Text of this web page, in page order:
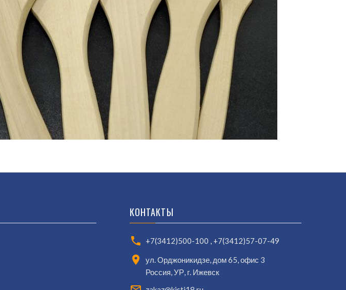
КОНТАКТЫ
+7(3412)500-100 , +7(3412)57-07-49
ул. Орджоникидзе, дом 65, офис 3
Россия, УР, г. Ижевск